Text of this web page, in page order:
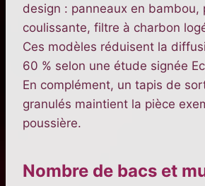
design : panneaux en bambou,
coulissante, filtre à charbon
Ces modèles réduisent la
60 % selon une étude signée
En complément, un tapis de
granulés maintient la pièce
poussière.
Nombre de bacs et